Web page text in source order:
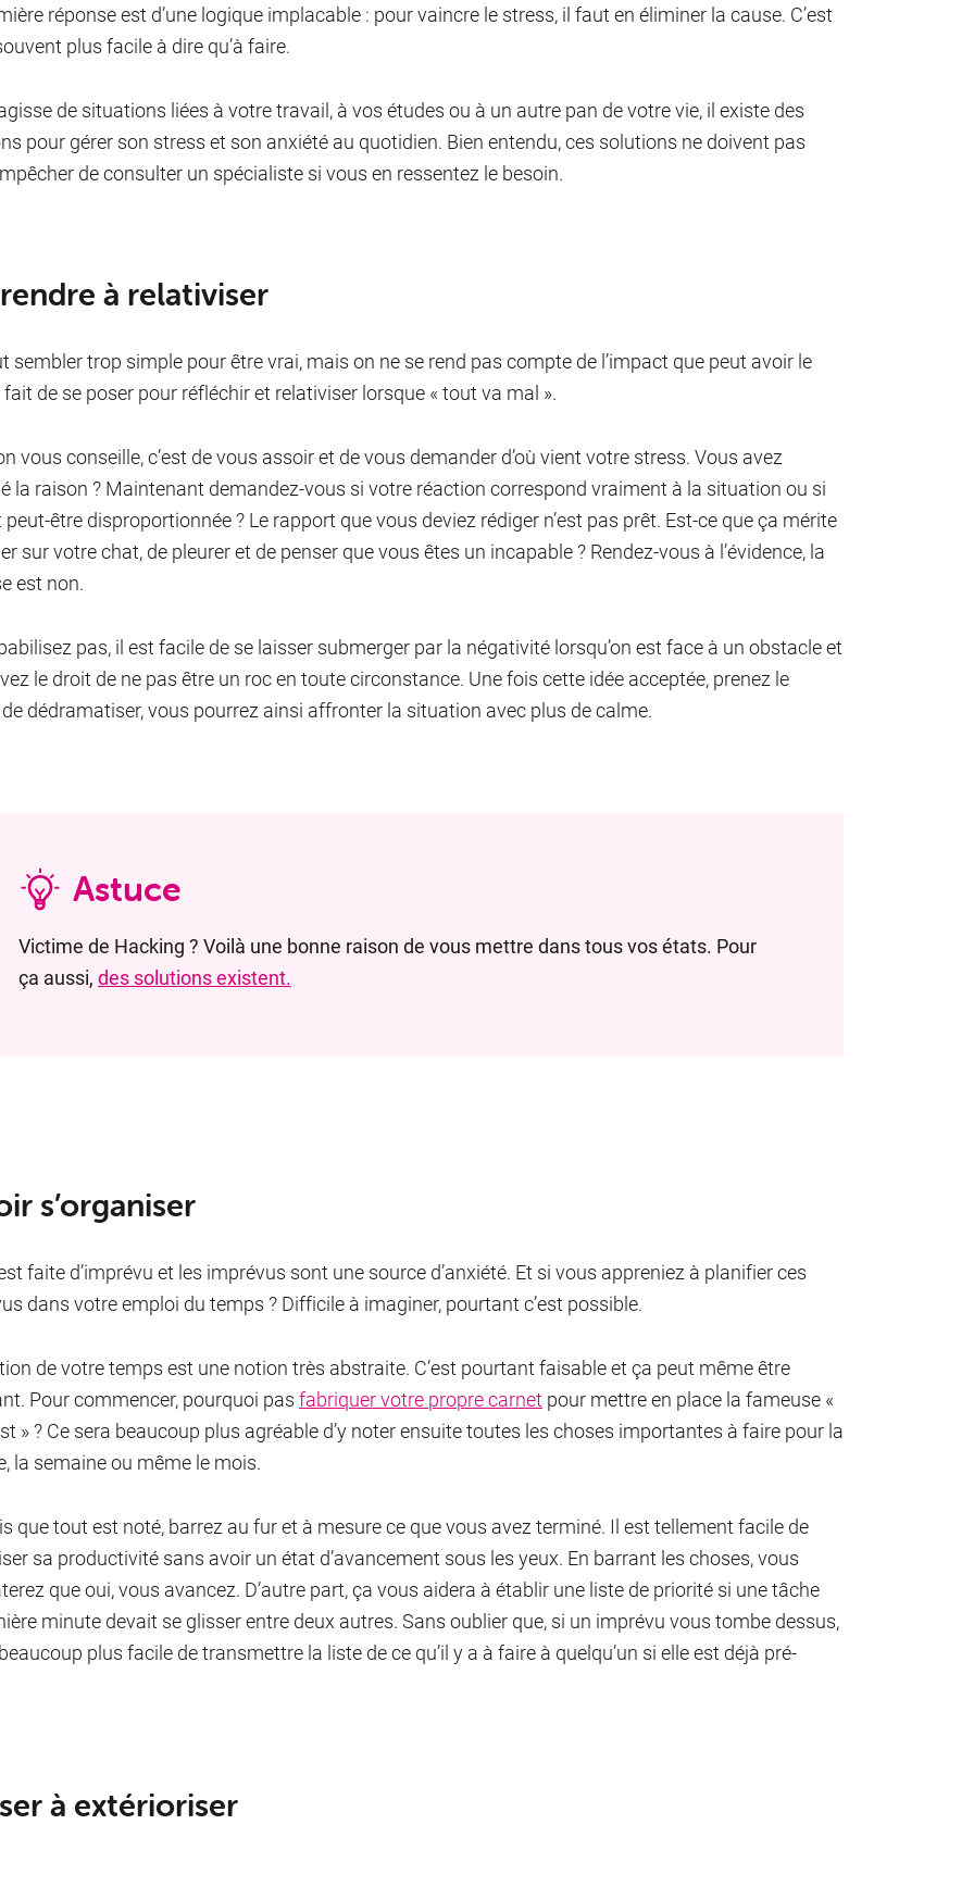
réponse est d’une logique implacable : pour vaincre le stress, il faut en éliminer la cause. C’est
plus facile à dire qu’à faire.
de situations liées à votre travail, à vos études ou à un autre pan de votre vie, il existe des
pour gérer son stress et son anxiété au quotidien. Bien entendu, ces solutions ne doivent pas
de consulter un spécialiste si vous en ressentez le besoin.
à relativiser
sembler trop simple pour être vrai, mais on ne se rend pas compte de l’impact que peut avoir le
de se poser pour réfléchir et relativiser lorsque « tout va mal ».
vous conseille, c’est de vous assoir et de vous demander d’où vient votre stress. Vous avez
la raison ? Maintenant demandez-vous si votre réaction correspond vraiment à la situation ou si
peut-être disproportionnée ? Le rapport que vous deviez rédiger n’est pas prêt. Est-ce que ça mérite
sur votre chat, de pleurer et de penser que vous êtes un incapable ? Rendez-vous à l’évidence, la
est non.
pas, il est facile de se laisser submerger par la négativité lorsqu’on est face à un obstacle et
le droit de ne pas être un roc en toute circonstance. Une fois cette idée acceptée, prenez le
dédramatiser, vous pourrez ainsi affronter la situation avec plus de calme.
Astuce
Victime de Hacking ? Voilà une bonne raison de vous mettre dans tous vos états. Pour
ça aussi, des solutions existent.
s’organiser
faite d’imprévu et les imprévus sont une source d’anxiété. Et si vous appreniez à planifier ces
dans votre emploi du temps ? Difficile à imaginer, pourtant c’est possible.
de votre temps est une notion très abstraite. C’est pourtant faisable et ça peut même être
Pour commencer, pourquoi pas fabriquer votre propre carnet pour mettre en place la fameuse «
» ? Ce sera beaucoup plus agréable d’y noter ensuite toutes les choses importantes à faire pour la
la semaine ou même le mois.
que tout est noté, barrez au fur et à mesure ce que vous avez terminé. Il est tellement facile de
sa productivité sans avoir un état d’avancement sous les yeux. En barrant les choses, vous
que oui, vous avancez. D’autre part, ça vous aidera à établir une liste de priorité si une tâche
minute devait se glisser entre deux autres. Sans oublier que, si un imprévu vous tombe dessus,
plus facile de transmettre la liste de ce qu’il y a à faire à quelqu’un si elle est déjà pré-
à extérioriser